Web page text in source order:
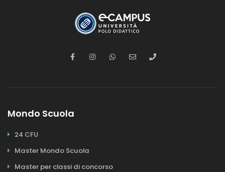
Mondo Scuola
24 CFU
Master Mondo Scuola
Master per classi di concorso